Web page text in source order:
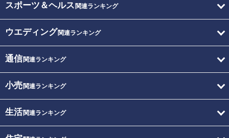
スポーツ＆ヘルス 関連ランキング
ウエディング関連ランキング
通信関連ランキング
小売関連ランキング
生活関連ランキング